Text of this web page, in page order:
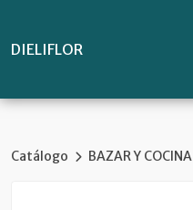
DIELIFLOR
Catálogo BAZAR Y COCINA